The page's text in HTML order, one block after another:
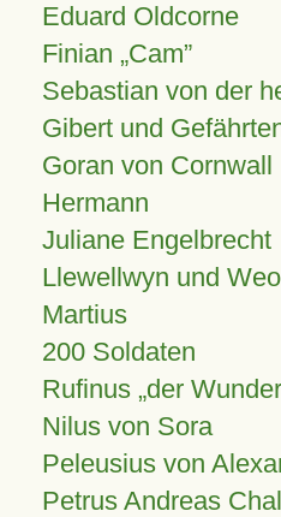
Eduard Oldcorne
Finian Cam
Sebastian von der
Gibert und
Goran von Cornwall
Hermann
Juliane Engelbrecht
Llewellwyn und
Martius
200 Soldaten
Rufinus „der
Nilus von Sora
Peleusius von
Petrus Andreas